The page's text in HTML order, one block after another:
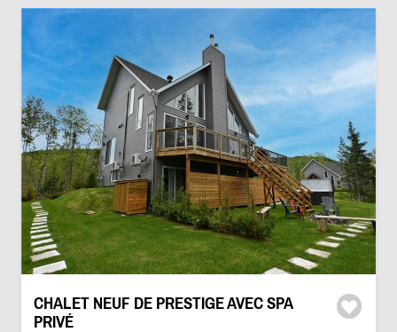
CHALET NEUF DE PRESTIGE AVEC SPA
PRIVÉ